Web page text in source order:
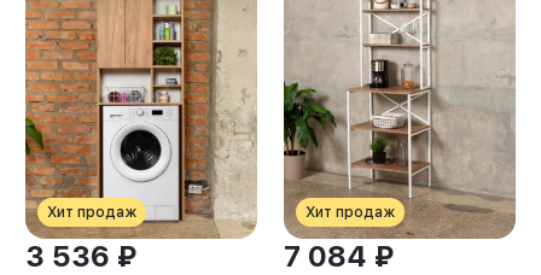
Хит продаж
3 536 ₽
Хит продаж
7 084 ₽